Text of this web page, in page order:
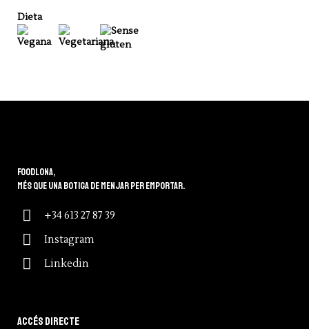
Dieta
Foodlona,
més que una botiga de menjar per emportar.
+34 613 27 87 39
Instagram
Linkedin
Accés directe